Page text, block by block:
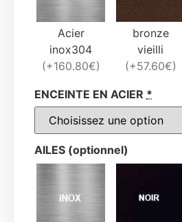
Acier
inox304
(+160.80€)
bronze
vieilli
(+57.60€)
ENCEINTE EN ACIER *
AILES (optionnel)